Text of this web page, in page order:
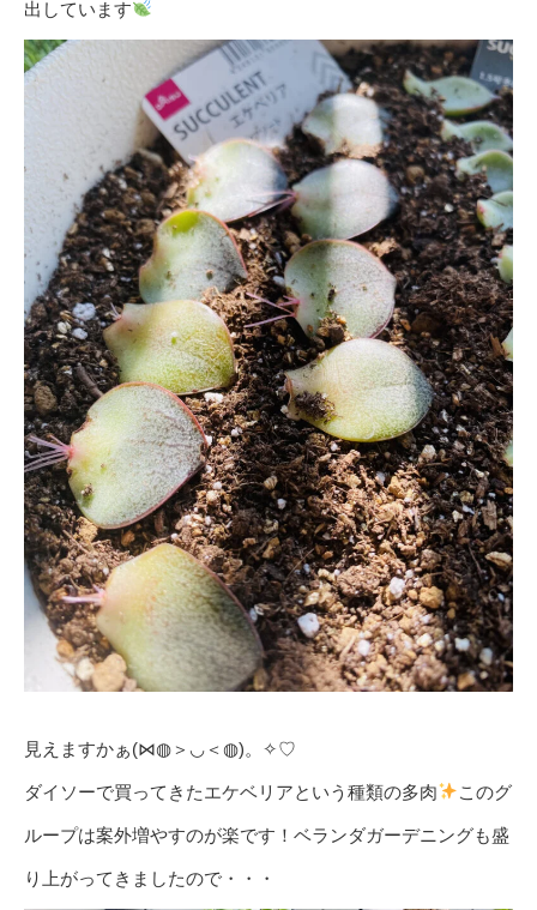
出しています
見えますかぁ(⋈◍＞◡＜◍)。✧♡
ダイソーで買ってきたエケベリアという種類の多肉 このグ
ループは案外増やすのが楽です！ベランダガーデニングも盛
り上がってきましたので・・・